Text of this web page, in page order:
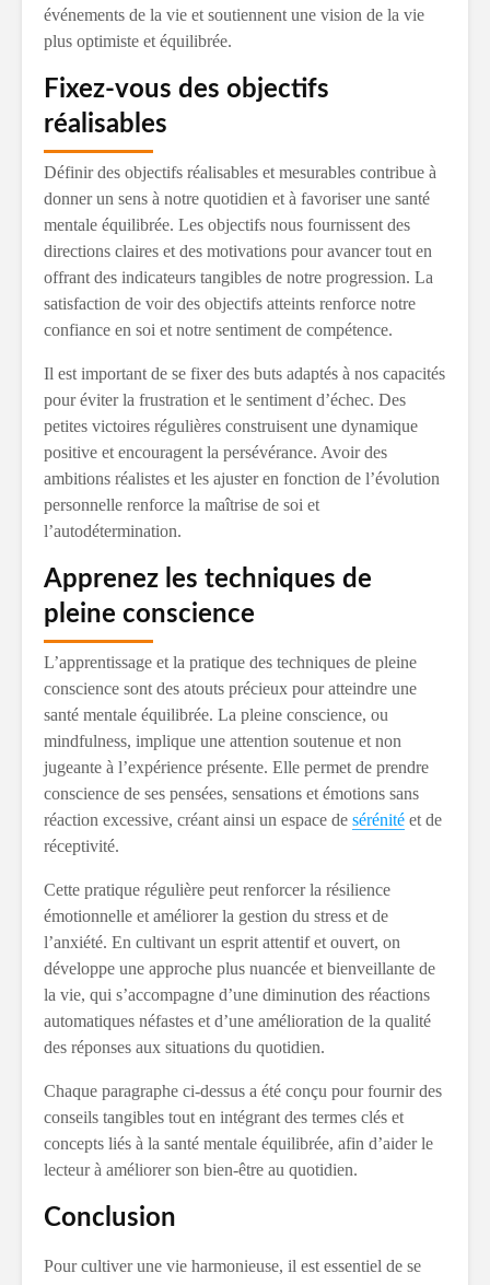
événements de la vie et soutiennent une vision de la vie
plus optimiste et équilibrée.
Fixez-vous des objectifs
réalisables
Définir des objectifs réalisables et mesurables contribue à
donner un sens à notre quotidien et à favoriser une santé
mentale équilibrée. Les objectifs nous fournissent des
directions claires et des motivations pour avancer tout en
offrant des indicateurs tangibles de notre progression. La
satisfaction de voir des objectifs atteints renforce notre
confiance en soi et notre sentiment de compétence.
Il est important de se fixer des buts adaptés à nos capacités
pour éviter la frustration et le sentiment d’échec. Des
petites victoires régulières construisent une dynamique
positive et encouragent la persévérance. Avoir des
ambitions réalistes et les ajuster en fonction de l’évolution
personnelle renforce la maîtrise de soi et
l’autodétermination.
Apprenez les techniques de
pleine conscience
L’apprentissage et la pratique des techniques de pleine
conscience sont des atouts précieux pour atteindre une
santé mentale équilibrée. La pleine conscience, ou
mindfulness, implique une attention soutenue et non
jugeante à l’expérience présente. Elle permet de prendre
conscience de ses pensées, sensations et émotions sans
réaction excessive, créant ainsi un espace de sérénité et de
réceptivité.
Cette pratique régulière peut renforcer la résilience
émotionnelle et améliorer la gestion du stress et de
l’anxiété. En cultivant un esprit attentif et ouvert, on
développe une approche plus nuancée et bienveillante de
la vie, qui s’accompagne d’une diminution des réactions
automatiques néfastes et d’une amélioration de la qualité
des réponses aux situations du quotidien.
Chaque paragraphe ci-dessus a été conçu pour fournir des
conseils tangibles tout en intégrant des termes clés et
concepts liés à la santé mentale équilibrée, afin d’aider le
lecteur à améliorer son bien-être au quotidien.
Conclusion
Pour cultiver une vie harmonieuse, il est essentiel de se